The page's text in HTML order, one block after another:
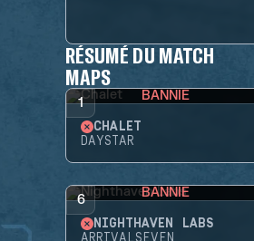
RÉSUMÉ DU MATCH
MAPS
1 BANNIE
CHALET
DAYSTAR
6 BANNIE
NIGHTHAVEN LABS